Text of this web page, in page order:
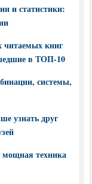
и статистики:
читаемых книг
в ТОП-10
системы,
узнать друг
техника